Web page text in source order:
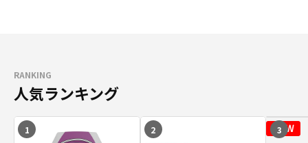
RANKING
人気ランキング
1 2 3